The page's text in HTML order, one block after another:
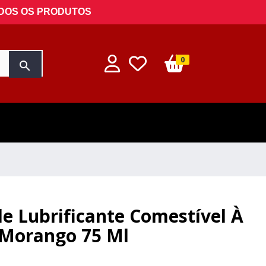
OS PRODUTOS
search 0
Lubrificante Comestível À
75 Ml